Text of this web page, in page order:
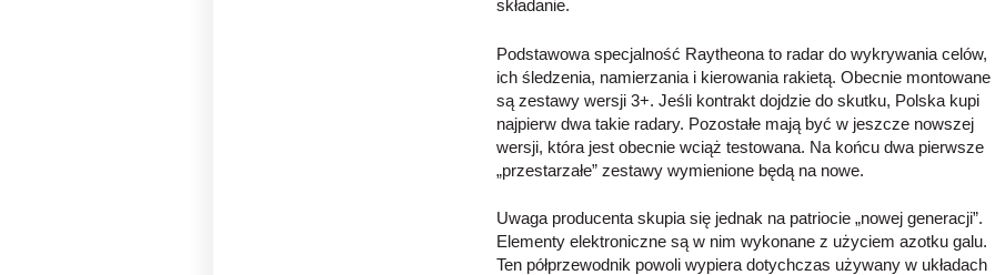
składanie.
Podstawowa specjalność Raytheona to radar do wykrywania celów,
ich śledzenia, namierzania i kierowania rakietą. Obecnie montowane
są zestawy wersji 3+. Jeśli kontrakt dojdzie do skutku, Polska kupi
najpierw dwa takie radary. Pozostałe mają być w jeszcze nowszej
wersji, która jest obecnie wciąż testowana. Na końcu dwa pierwsze
„przestarzałe” zestawy wymienione będą na nowe.
Uwaga producenta skupia się jednak na patriocie „nowej generacji”.
Elementy elektroniczne są w nim wykonane z użyciem azotku galu.
Ten półprzewodnik powoli wypiera dotychczas używany w układach